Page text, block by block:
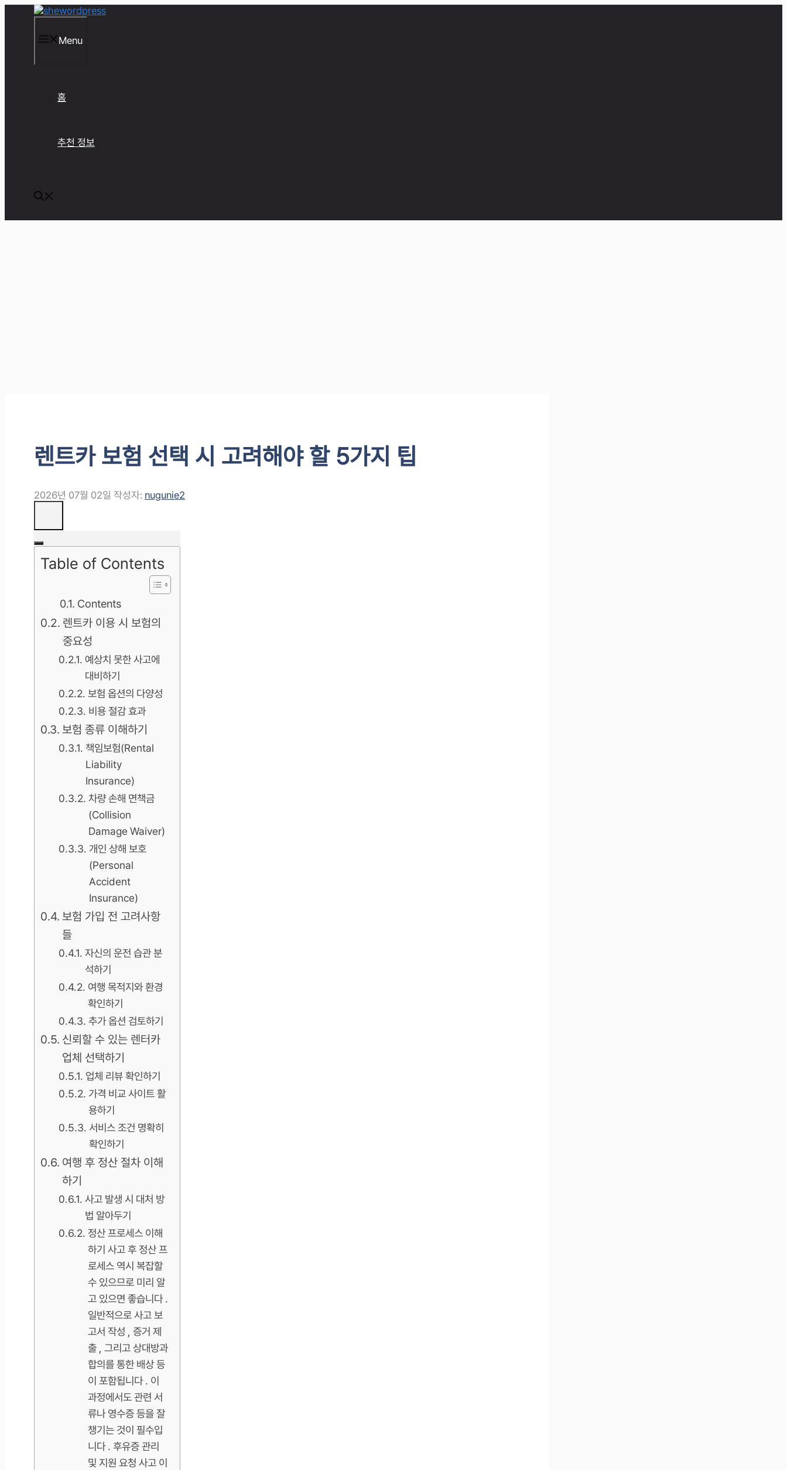
Menu
홈
추천 정보
렌트카 보험 선택 시 고려해야 할 5가지 팁
2026년 07월 02일 작성자: nugunie2
Table of Contents
Contents
렌트카 이용 시 보험의
중요성
예상치 못한 사고에
대비하기
보험 옵션의 다양성
비용 절감 효과
보험 종류 이해하기
책임보험(Rental
Liability
Insurance)
차량 손해 면책금
(Collision
Damage Waiver)
개인 상해 보호
(Personal
Accident
Insurance)
보험 가입 전 고려사항
들
자신의 운전 습관 분
석하기
여행 목적지와 환경
확인하기
추가 옵션 검토하기
신뢰할 수 있는 렌터카
업체 선택하기
업체 리뷰 확인하기
가격 비교 사이트 활
용하기
서비스 조건 명확히
확인하기
여행 후 정산 절차 이해
하기
사고 발생 시 대처 방
법 알아두기
정산 프로세스 이해
하기 사고 후 정산 프
로세스 역시 복잡할
수 있으므로 미리 알
고 있으면 좋습니다 .
일반적으로 사고 보
고서 작성 , 증거 제
출 , 그리고 상대방과
합의를 통한 배상 등
이 포함됩니다 . 이
과정에서도 관련 서
류나 영수증 등을 잘
챙기는 것이 필수입
니다 . 후유증 관리
및 지원 요청 사고 이